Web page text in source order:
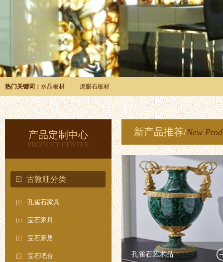
热门关键词： 水晶板材 虎眼石板材
产品定制中心
PRODUCT CENTER
古敦旺分类
孔雀石家具
宝石家具
宝石家居
宝石吧台
新产品推荐/New
孔雀石艺术品